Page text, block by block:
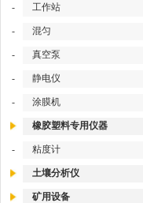
- 工作站
- 混匀
- 真空泵
- 静电仪
- 涂膜机
橡胶塑料专用仪器
- 粘度计
土壤分析仪
矿用设备